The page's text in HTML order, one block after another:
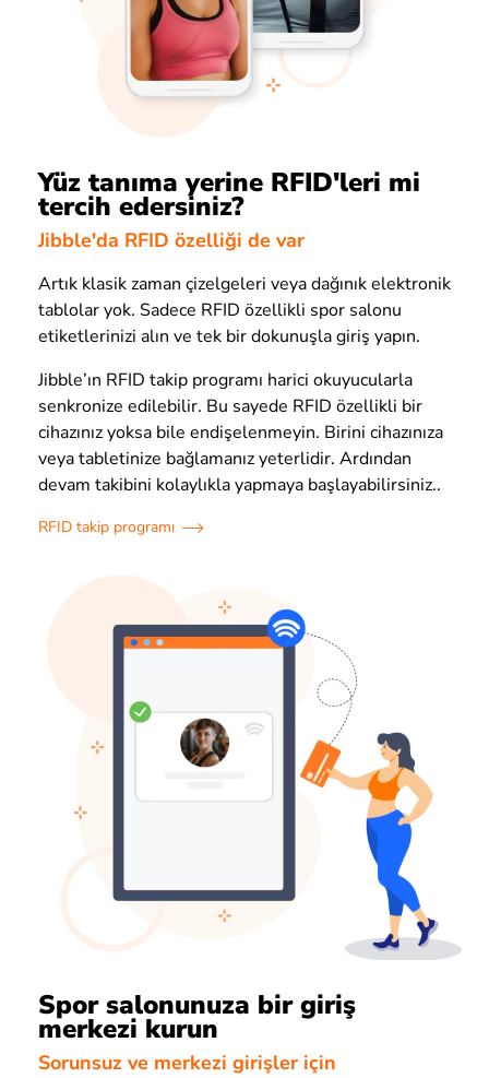
Yüz tanıma yerine RFID'leri mi
tercih edersiniz?
Jibble'da RFID özelliği de var
Artık klasik zaman çizelgeleri veya dağınık elektronik
tablolar yok. Sadece RFID özellikli spor salonu
etiketlerinizi alın ve tek bir dokunuşla giriş yapın.
Jibble’ın RFID takip programı harici okuyucularla
senkronize edilebilir. Bu sayede RFID özellikli bir
cihazınız yoksa bile endişelenmeyin. Birini cihazınıza
veya tabletinize bağlamanız yeterlidir. Ardından
devam takibini kolaylıkla yapmaya başlayabilirsiniz..
RFID takip programı
Spor salonunuza bir giriş
merkezi kurun
Sorunsuz ve merkezi girişler için